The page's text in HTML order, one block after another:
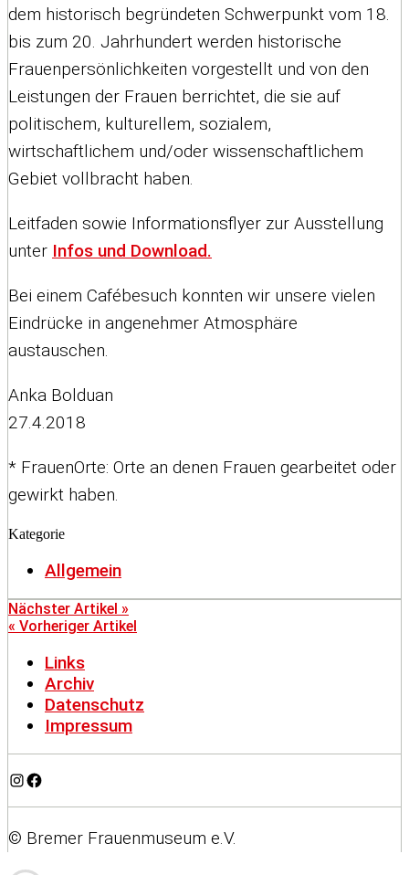
dem historisch begründeten Schwerpunkt vom 18.
bis zum 20. Jahrhundert werden historische
Frauenpersönlichkeiten vorgestellt und von den
Leistungen der Frauen berrichtet, die sie auf
politischem, kulturellem, sozialem,
wirtschaftlichem und/oder wissenschaftlichem
Gebiet vollbracht haben.
Leitfaden sowie Informationsflyer zur Ausstellung
unter Infos und Download.
Bei einem Cafébesuch konnten wir unsere vielen
Eindrücke in angenehmer Atmosphäre
austauschen.
Anka Bolduan
27.4.2018
* FrauenOrte: Orte an denen Frauen gearbeitet oder
gewirkt haben.
Kategorie
Allgemein
Nächster Artikel »
« Vorheriger Artikel
Links
Archiv
Datenschutz
Impressum
Instagram
Facebook
© Bremer Frauenmuseum e.V.